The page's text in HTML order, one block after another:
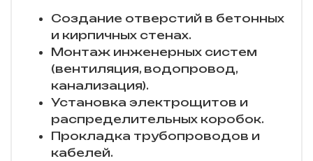
Создание отверстий в бетонных
и кирпичных стенах.
Монтаж инженерных систем
(вентиляция, водопровод,
канализация).
Установка электрощитов и
распределительных коробок.
Прокладка трубопроводов и
кабелей.